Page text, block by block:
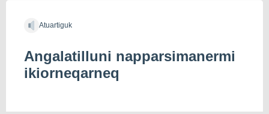
Atuartiguk
Angalatilluni napparsimanermi
ikiorneqarneq